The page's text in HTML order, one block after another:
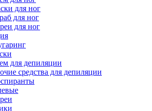
для ног
для ног
для ног
для депиляции
средства для депиляции